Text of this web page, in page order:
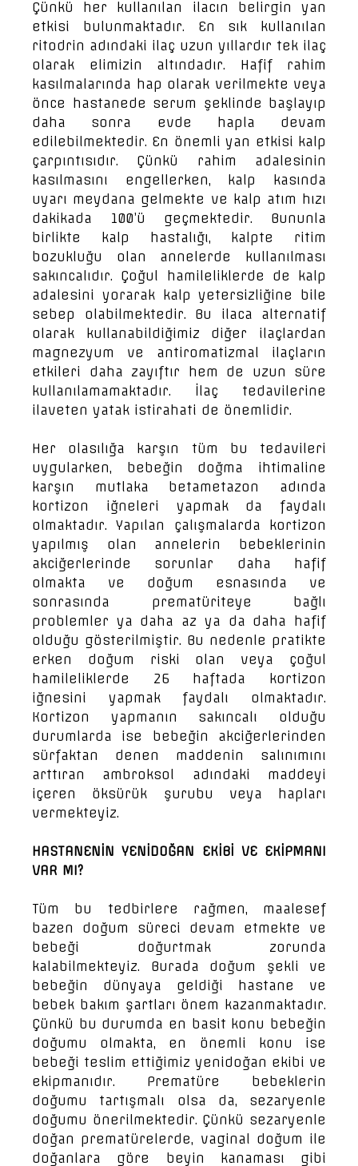
Çünkü her kullanılan ilacın belirgin yan
etkisi bulunmaktadır. En sık kullanılan
ritodrin adındaki ilaç uzun yıllardır tek ilaç
olarak elimizin altındadır. Hafif rahim
kasılmalarında hap olarak verilmekte veya
önce hastanede serum şeklinde başlayıp
daha sonra evde hapla devam
edilebilmektedir. En önemli yan etkisi kalp
çarpıntısıdır. Çünkü rahim adalesinin
kasılmasını engellerken, kalp kasında
uyarı meydana gelmekte ve kalp atım hızı
dakikada 100’ü geçmektedir. Bununla
birlikte kalp hastalığı, kalpte ritim
bozukluğu olan annelerde kullanılması
sakıncalıdır. Çoğul hamileliklerde de kalp
adalesini yorarak kalp yetersizliğine bile
sebep olabilmektedir. Bu ilaca alternatif
olarak kullanabildiğimiz diğer ilaçlardan
magnezyum ve antiromatizmal ilaçların
etkileri daha zayıftır hem de uzun süre
kullanılamamaktadır. İlaç tedavilerine
ilaveten yatak istirahati de önemlidir.
Her olasılığa karşın tüm bu tedavileri
uygularken, bebeğin doğma ihtimaline
karşın mutlaka betametazon adında
kortizon iğneleri yapmak da faydalı
olmaktadır. Yapılan çalışmalarda kortizon
yapılmış olan annelerin bebeklerinin
akciğerlerinde sorunlar daha hafif
olmakta ve doğum esnasında ve
sonrasında prematüriteye bağlı
problemler ya daha az ya da daha hafif
olduğu gösterilmiştir. Bu nedenle pratikte
erken doğum riski olan veya çoğul
hamileliklerde 26 haftada kortizon
iğnesini yapmak faydalı olmaktadır.
Kortizon yapmanın sakıncalı olduğu
durumlarda ise bebeğin akciğerlerinden
sürfaktan denen maddenin salınımını
arttıran ambroksol adındaki maddeyi
içeren öksürük şurubu veya hapları
vermekteyiz.
HASTANENİN YENİDOĞAN EKİBİ VE EKİPMANI
VAR MI?
Tüm bu tedbirlere rağmen, maalesef
bazen doğum süreci devam etmekte ve
bebeği doğurtmak zorunda
kalabilmekteyiz. Burada doğum şekli ve
bebeğin dünyaya geldiği hastane ve
bebek bakım şartları önem kazanmaktadır.
Çünkü bu durumda en basit konu bebeğin
doğumu olmakta, en önemli konu ise
bebeği teslim ettiğimiz yenidoğan ekibi ve
ekipmanıdır. Prematüre bebeklerin
doğumu tartışmalı olsa da, sezaryenle
doğumu önerilmektedir. Çünkü sezaryenle
doğan prematürelerde, vaginal doğum ile
doğanlara göre beyin kanaması gibi